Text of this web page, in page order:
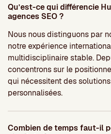
Qu’est-ce qui différencie
agences SEO ?
Nous nous distinguons par
notre expérience
multidisciplinaire stable.
concentrons sur le
qui nécessitent des
personnalisées.
Combien de temps faut-il